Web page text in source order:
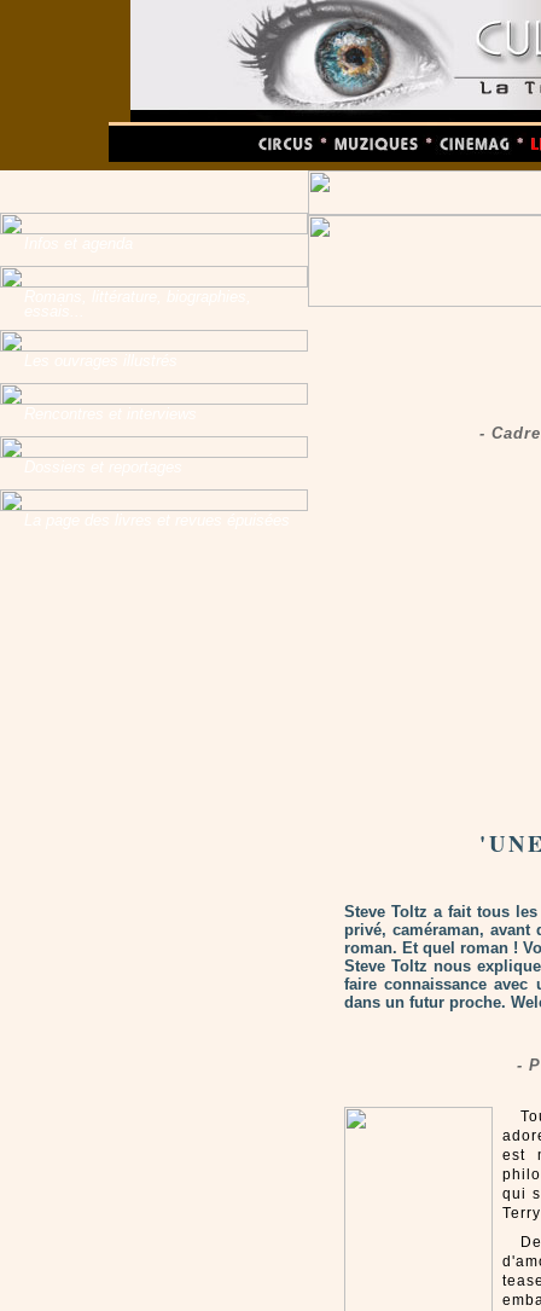
-
Steve Toltz a fait tous
privé, caméraman,
roman. Et quel roman !
Steve Toltz nous
faire connaissance
dans un futur proche.
-
est
qui